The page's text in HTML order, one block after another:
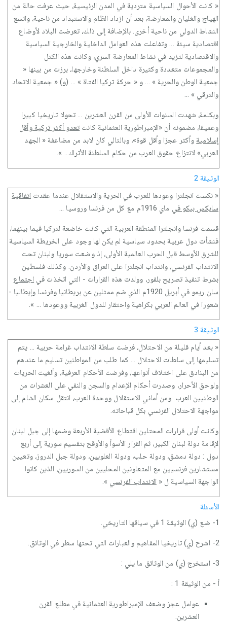
« كانت الأحوال السياسية متردية في المدن الرئيسية، حيث عرفت حالة من
الهياج والغليان والمعارضة، بعد أن ازداد الظلم والاستبداد من ناحية، واتسع
النشاط الدولي من ناحية أخرى. بالإضافة إلى ذلك، تعرضت البلاد لأوضاع
اقتصادية سيئة ... وتفاعلت هذه العوامل الداخلية والخارجية السياسية
والاقتصادية لتزيد في نشاط المعارضة السري، وكانت هذه الكتل
والمجموعات متعددة وكثيرة داخل السلطنة وخارجها، برزت من بينها «
جمعية الوطن والحرية » ... و « حركة تركيا الفتاة » ... (و) « جمعية الاتحاد
والترقي » ...
وبكلمة، شهدت السنوات الأولى من القرن العشرين ... تحولا تاريخيا كبيرا
وعميقا، مضمونه أن «الإمبراطورية العثمانية كانت تعدو أكثر تركية وأقل
إسلامية وأكثر عجزا وأقل قوة»، وبالتالي كان لابد من مضاعفة « الجهد
العربي» لانتزاع حقوق العرب من حكام السلطنة الأتراك... ».
الوثيقة 2
« نكست انجلترا وعودها للعرب في الحرية والاستقلال عندما عقدت اتفاقية
سايكس بيكو في
ماي 1916م مع كل من فرنسا وروسيا ...
قسمت فرنسا وانجلترا المنطقة العربية التي كانت خاضعة لتركيا فيما بينهما،
فنشأت دول عربية بحدود سياسية لم يكن لها وجود على الخريطة السياسية
للشرق الأوسط قبل الحرب العالمية الأولى، إذ وضعت سوريا ولبنان تحت
الانتداب الفرنسي، وانتداب انجلترا على العراق والأردن. وكذلك فلسطين
بشرط تنفيذ تصريح بلفور، وولدت هذه القرارات - التي اتخذت في اجتماع
سان ريمو
في أبريل 1920م الذي ضم ممثلين عن بريطانيا وفرنسا وإيطاليا -
شعورا في العالم العربي بكراهية واحتقار للدول الغربية ووعودها ... ».
الوثيقة 3
« بعد أيام قليلة من الاحتلال، فرضت سلطة الانتداب غرامة حربية ... يتم
تسليمها إلى سلطات الاحتلال ... كما طلب من المواطنين تسليم ما عندهم
من البنادق على اختلاف أنواعها، وفرضت الأحكام العرفية، وألغيت الحريات
ولوحق الأحرار، وصدرت أحكام الإعدام والسجن والنفي على العشرات من
الوطنيين العرب. ومن أماني الاستقلال ووحدة العرب، انتقل سكان الشام إلى
مواجهة الاحتلال الفرنسي بكل قباحاته.
وكانت أولى قرارات المحتلين اقتطاع الأقضية الأربعة وضمها إلى جبل لبنان
لإقامة دولة لبنان الكبير، ثم القرار الأسوأ والأوقح بتقسيم سورية إلى أربع
دول : دولة دمشق، ودولة حلب، ودولة العلويين، ودولة جبل الدروز، وتعيين
مستشارين فرنسيين مع المتعاونين المحليين من السوريين، الذين كانوا
الواجهة السياسية ل « الانتداب الفرنسي ».
الأسئلة
1- ضع (ي) الوثيقة 1 في سياقها التاريخي.
2- اشرح (ي) تاريخيا المفاهيم والعبارات التي تحتها سطر في الوثائق.
3- استخرج (ي) من الوثائق ما يلي :
أ - من الوثيقة 1 :
عوامل عجز وضعف الإمبراطورية العثمانية في مطلع القرن
العشرين.